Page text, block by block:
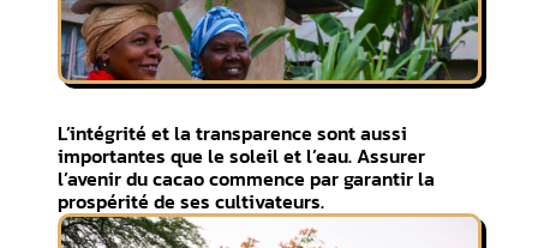
L’intégrité et la transparence sont aussi
importantes que le soleil et l’eau. Assurer
l’avenir du cacao commence par garantir la
prospérité de ses cultivateurs.